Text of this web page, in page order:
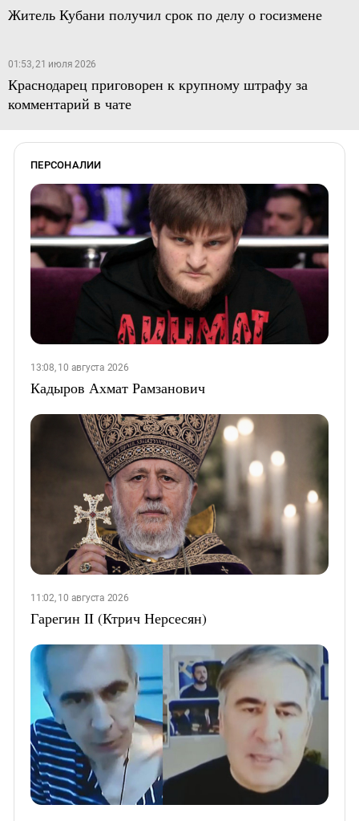
Житель Кубани получил срок по делу о госизмене
01:53, 21 июля 2026
Краснодарец приговорен к крупному штрафу за
комментарий в чате
ПЕРСОНАЛИИ
13:08, 10 августа 2026
Кадыров Ахмат Рамзанович
11:02, 10 августа 2026
Гарегин II (Ктрич Нерсесян)